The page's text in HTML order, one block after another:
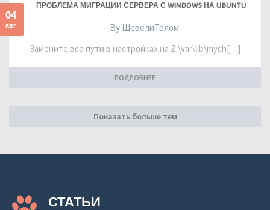
04
авг
ПРОБЛЕМА МИГРАЦИИ СЕРВЕРА С WINDOWS НА UBUNTU
- By ШевелиТелом
Замените все пути в настройках на Z:\var\lib\mych[…]
ПОДРОБНЕЕ
Показать больше тем
СТАТЬИ